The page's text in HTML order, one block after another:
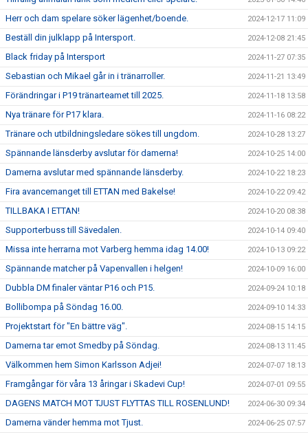
Herr och dam spelare söker lägenhet/boende. 2024-12-17 11:09
Beställ din julklapp på Intersport. 2024-12-08 21:45
Black friday på Intersport 2024-11-27 07:35
Sebastian och Mikael går in i tränarroller. 2024-11-21 13:49
Förändringar i P19 tränarteamet till 2025. 2024-11-18 13:58
Nya tränare för P17 klara. 2024-11-16 08:22
Tränare och utbildningsledare sökes till ungdom. 2024-10-28 13:27
Spännande länsderby avslutar för damerna! 2024-10-25 14:00
Damerna avslutar med spännande länsderby. 2024-10-22 18:23
Fira avancemanget till ETTAN med Bakelse! 2024-10-22 09:42
TILLBAKA I ETTAN! 2024-10-20 08:38
Supporterbuss till Sävedalen. 2024-10-14 09:40
Missa inte herrarna mot Varberg hemma idag 14.00! 2024-10-13 09:22
Spännande matcher på Vapenvallen i helgen! 2024-10-09 16:00
Dubbla DM finaler väntar P16 och P15. 2024-09-24 10:18
Bollibompa på Söndag 16.00. 2024-09-10 14:33
Projektstart för "En bättre väg". 2024-08-15 14:15
Damerna tar emot Smedby på Söndag. 2024-08-13 11:45
Välkommen hem Simon Karlsson Adjei! 2024-07-07 18:13
Framgångar för våra 13 åringar i Skadevi Cup! 2024-07-01 09:55
DAGENS MATCH MOT TJUST FLYTTAS TILL ROSENLUND! 2024-06-30 09:34
Damerna vänder hemma mot Tjust. 2024-06-25 07:57